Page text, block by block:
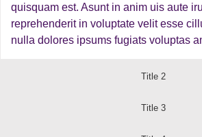
quisquam est. Asunt in anim uis aute
reprehenderit in voluptate velit esse
nulla dolores ipsums fugiats voluptas
Title 2
Title 3